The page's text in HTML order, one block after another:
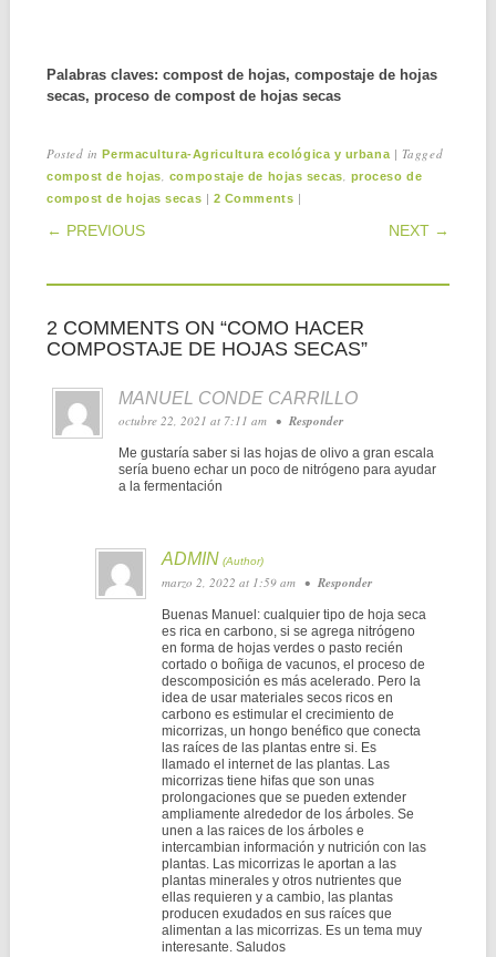
Palabras claves: compost de hojas, compostaje de hojas
secas, proceso de compost de hojas secas
Posted inPermacultura-Agricultura ecológica y urbana | Tagged
compost de hojas compostaje de hojas secas
proceso de
compost de hojas secas | 2 Comments |
POST NAVIGATION
← PREVIOUS NEXT →
2 COMMENTS ON “COMO HACER
COMPOSTAJE DE HOJAS SECAS”
MANUEL CONDE CARRILLO
octubre 22, 2021 at 7:11 am • Responder
Me gustaría saber si las hojas de olivo a gran escala
sería bueno echar un poco de nitrógeno para ayudar
a la fermentación
ADMIN
marzo 2, 2022 at 1:59 am • Responder
Buenas Manuel: cualquier tipo de hoja seca
es rica en carbono, si se agrega nitrógeno
en forma de hojas verdes o pasto recién
cortado o boñiga de vacunos, el proceso de
descomposición es más acelerado. Pero la
idea de usar materiales secos ricos en
carbono es estimular el crecimiento de
micorrizas, un hongo benéfico que conecta
las raíces de las plantas entre si. Es
llamado el internet de las plantas. Las
micorrizas tiene hifas que son unas
prolongaciones que se pueden extender
ampliamente alrededor de los árboles. Se
unen a las raices de los árboles e
intercambian información y nutrición con las
plantas. Las micorrizas le aportan a las
plantas minerales y otros nutrientes que
ellas requieren y a cambio, las plantas
producen exudados en sus raíces que
alimentan a las micorrizas. Es un tema muy
interesante. Saludos